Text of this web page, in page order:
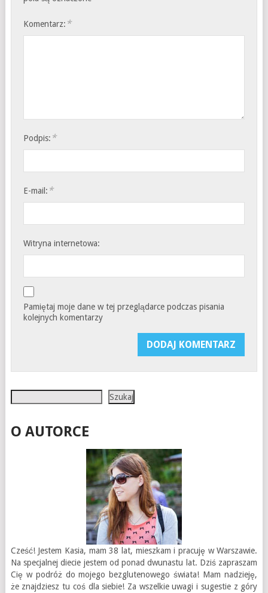
Komentarz: *
Podpis: *
E-mail: *
Witryna internetowa:
Pamiętaj moje dane w tej przeglądarce podczas pisania
kolejnych komentarzy
Szukaj
O AUTORCE
Cześć! Jestem Kasia, mam 38 lat, mieszkam i pracuję w Warszawie.
Na specjalnej diecie jestem od ponad dwunastu lat. Dziś zapraszam
Cię w podróż do mojego bezglutenowego świata! Mam nadzieję,
że znajdziesz tu coś dla siebie! Za wszelkie uwagi i sugestie z góry